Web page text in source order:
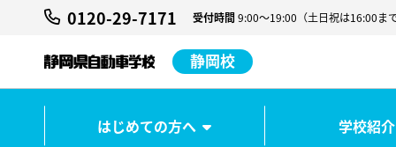
0120-29-7171 受付時間 9:00～19:00（土日祝は16:00ま
静岡校
はじめての方へ 学校紹介